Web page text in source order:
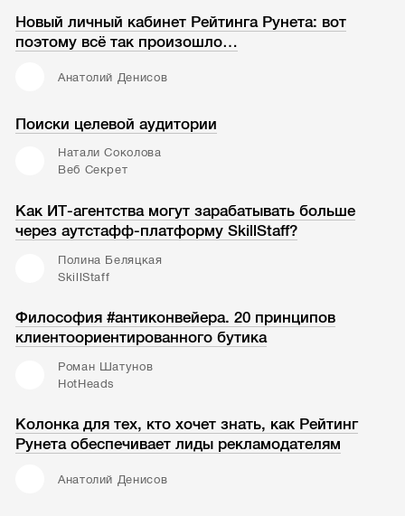
Новый личный кабинет Рейтинга Рунета: вот
поэтому всё так произошло…
Анатолий Денисов
Поиски целевой аудитории
Натали Соколова
Веб Секрет
Как ИТ-агентства могут зарабатывать больше
через аутстафф-платформу SkillStaff?
Полина Беляцкая
SkillStaff
Философия #антиконвейера. 20 принципов
клиентоориентированного бутика
Роман Шатунов
HotHeads
Колонка для тех, кто хочет знать, как Рейтинг
Рунета обеспечивает лиды рекламодателям
Анатолий Денисов